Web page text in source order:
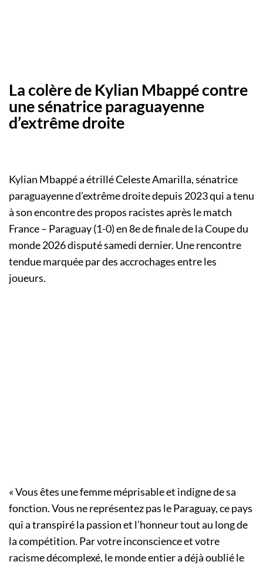
La colère de Kylian Mbappé contre
une sénatrice paraguayenne
d’extrême droite
Kylian Mbappé a étrillé Celeste Amarilla, sénatrice
paraguayenne d’extrême droite depuis 2023 qui a tenu
à son encontre des propos racistes après le match
France – Paraguay (1-0) en 8e de finale de la Coupe du
monde 2026 disputé samedi dernier. Une rencontre
tendue marquée par des accrochages entre les
joueurs.
« Vous êtes une femme méprisable et indigne de sa
fonction. Vous ne représentez pas le Paraguay, ce pays
qui a transpiré la passion et l’honneur tout au long de
la compétition. Par votre inconscience et votre
racisme décomplexé, le monde entier a déjà oublié le